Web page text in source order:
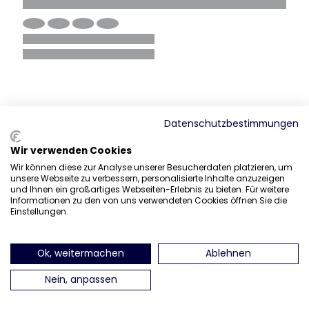
Datenschutzbestimmungen
Wir verwenden Cookies
Wir können diese zur Analyse unserer Besucherdaten platzieren, um
unsere Webseite zu verbessern, personalisierte Inhalte anzuzeigen
und Ihnen ein großartiges Webseiten-Erlebnis zu bieten. Für weitere
Informationen zu den von uns verwendeten Cookies öffnen Sie die
Einstellungen.
Ok, weitermachen
Ablehnen
Nein, anpassen